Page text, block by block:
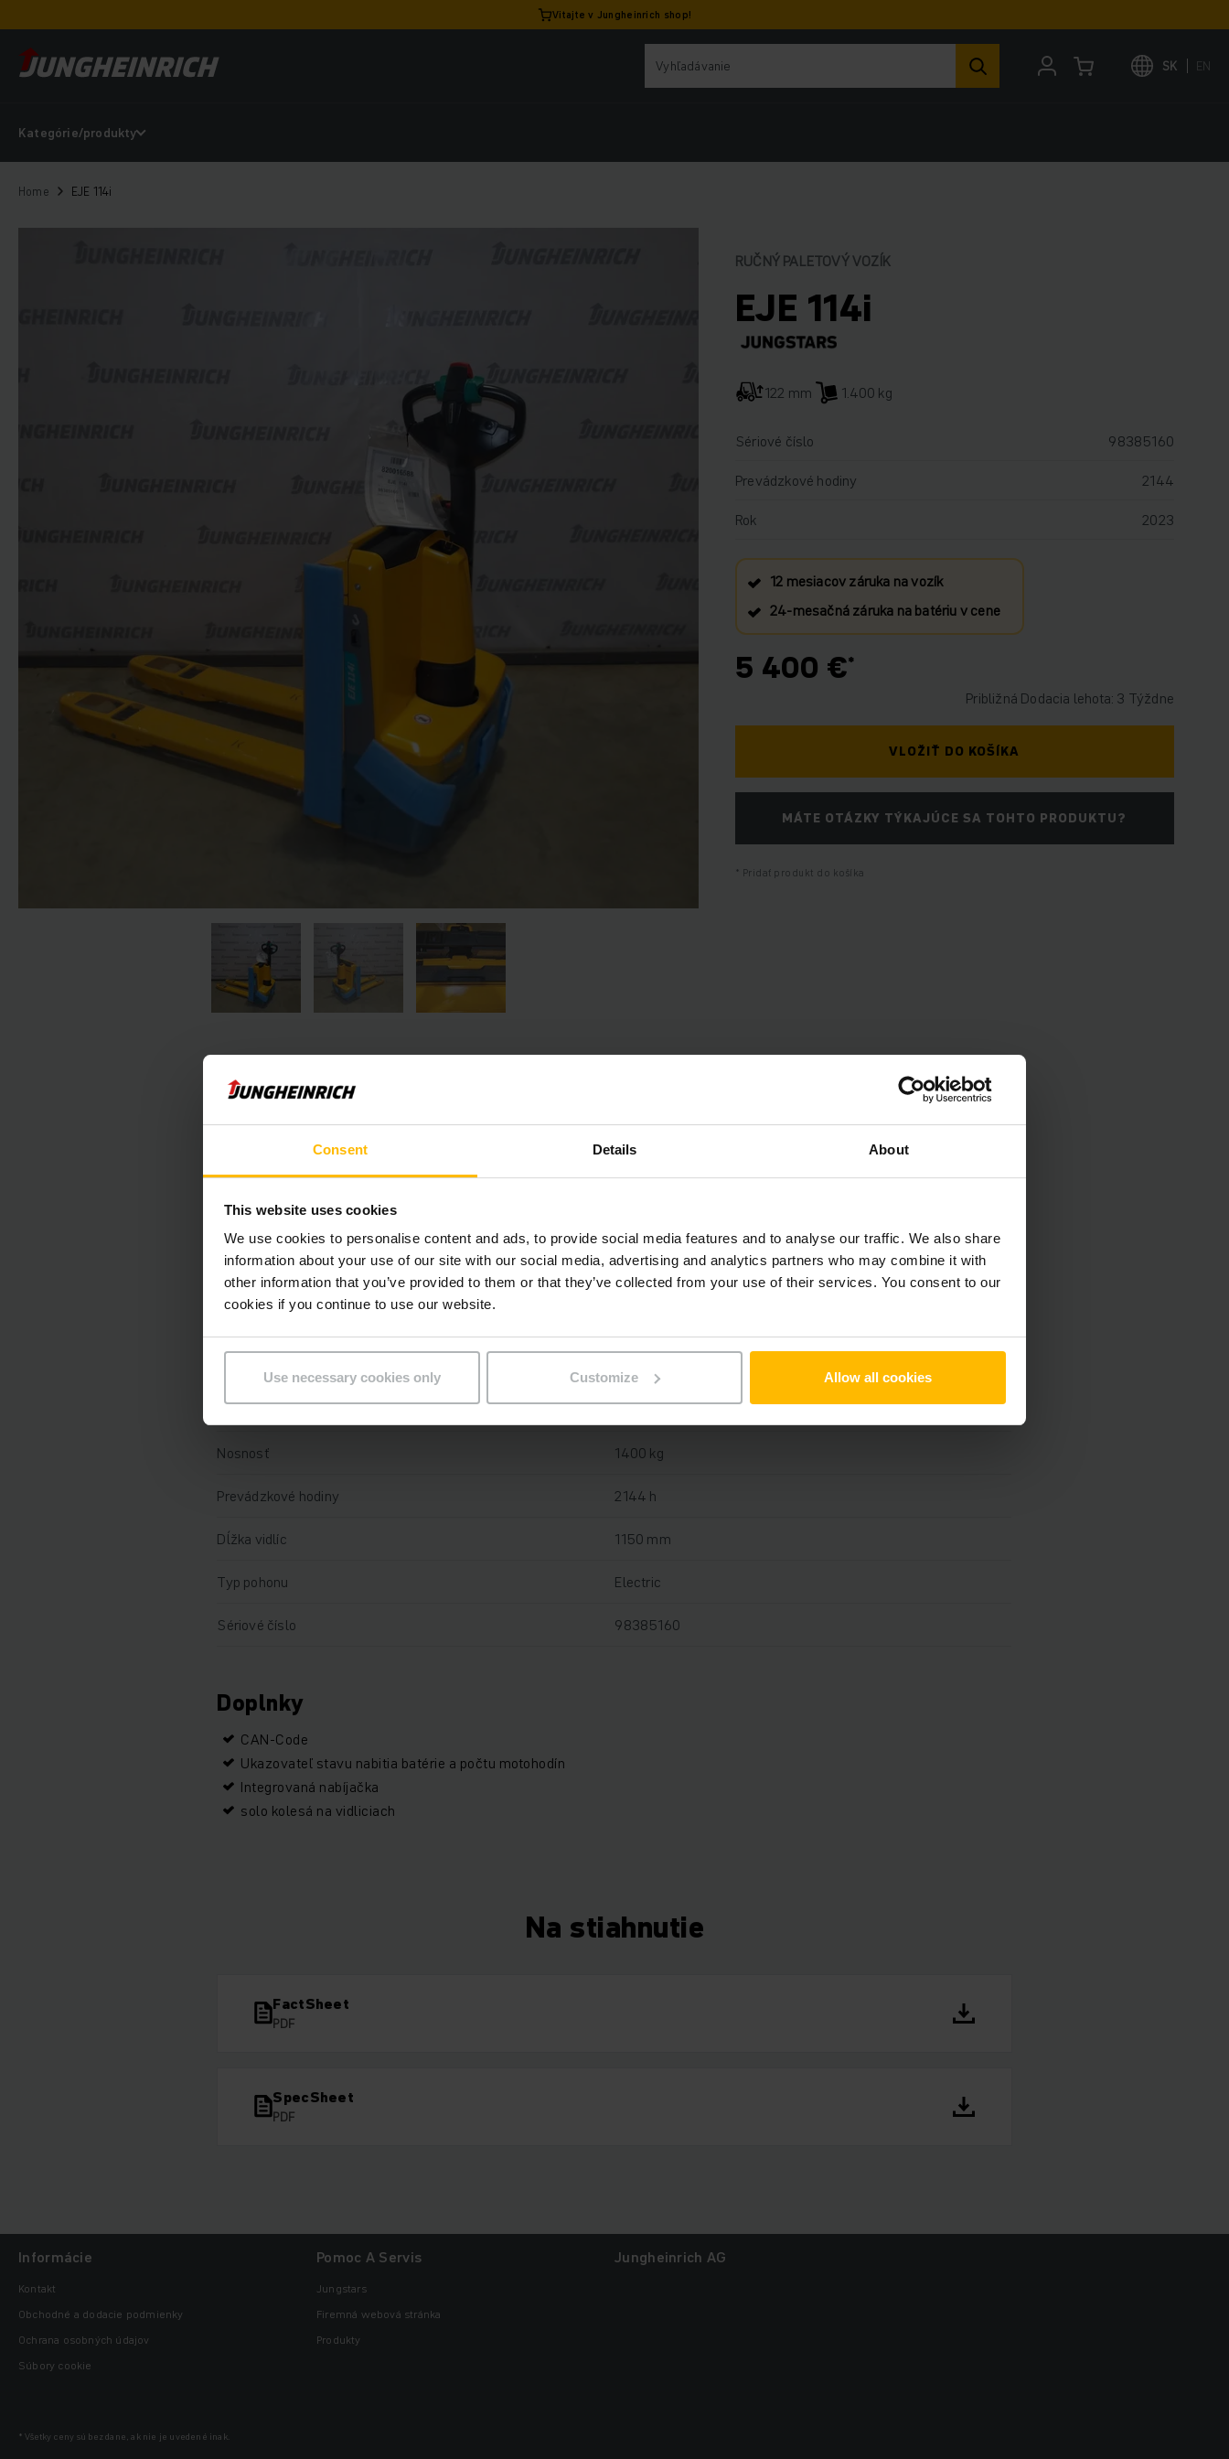
Consent Details About
This website uses cookies
We use cookies to personalise content and ads, to provide social media features and to analyse our traffic. We also share
information about your use of our site with our social media, advertising and analytics partners who may combine it with
other information that you’ve provided to them or that they’ve collected from your use of their services. You consent to our
cookies if you continue to use our website.
Use necessary cookies only Customize Allow all cookies
Vitajte v Jungheinrich shop!
SK EN
Kategórie/produkty
Home EJE 114i
RUČNÝ PALETOVÝ VOZÍK
EJE 114i
122 mm 1.400 kg
Sériové číslo
98385160
Prevádzkové hodiny
2144
Rok
2023
12 mesiacov záruka na vozík
24‑mesačná záruka na batériu v cene
5 400 €
Približná Dodacia lehota: 3 Týždne
VLOŽIŤ DO KOŠÍKA
MÁTE OTÁZKY TÝKAJÚCE SA TOHTO PRODUKTU?
Pridať produkt do košíka
Informácie o výrobku
Technické údaje
Batéria Lítium-iónová, 25 V / 40 Ah
Výška zdvihu 122 mm
Nosnosť 1400 kg
Prevádzkové hodiny 2144 h
Dĺžka vidlíc 1150 mm
Typ pohonu Electric
Sériové číslo 98385160
Doplnky
CAN-Code
Ukazovateľ stavu nabitia batérie a počtu motohodín
Integrovaná nabíjačka
solo kolesá na vidliciach
Na stiahnutie
FactSheet
PDF
SpecSheet
PDF
Informácie
Kontakt
Obchodné a dodacie podmienky
Ochrana osobných údajov
Súbory cookie
Pomoc A Servis
Jungstars
Firemná webová stránka
Produkty
Jungheinrich AG
* Všetky ceny sú bez dane, ak nie je uvedené inak.